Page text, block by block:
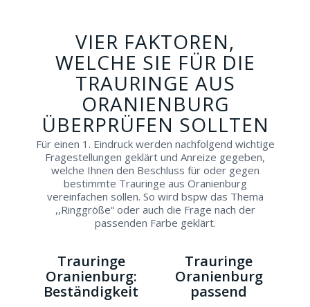
VIER FAKTOREN,
WELCHE SIE FÜR DIE
TRAURINGE AUS
ORANIENBURG
ÜBERPRÜFEN SOLLTEN
Für einen 1. Eindruck werden nachfolgend wichtige
Fragestellungen geklärt und Anreize gegeben,
welche Ihnen den Beschluss für oder gegen
bestimmte Trauringe aus Oranienburg
vereinfachen sollen. So wird bspw das Thema
,,Ringgröße“ oder auch die Frage nach der
passenden Farbe geklärt.
Trauringe
Oranienburg:
Beständigkeit
Trauringe
Oranienburg
passend